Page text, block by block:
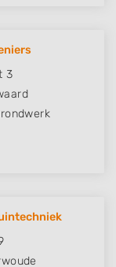
3